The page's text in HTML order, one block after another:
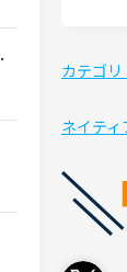
カテゴ
ネイテ